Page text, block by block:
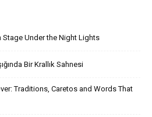
Under the Night Lights
Bir Krallık Sahnesi
Traditions, Caretos and Words That